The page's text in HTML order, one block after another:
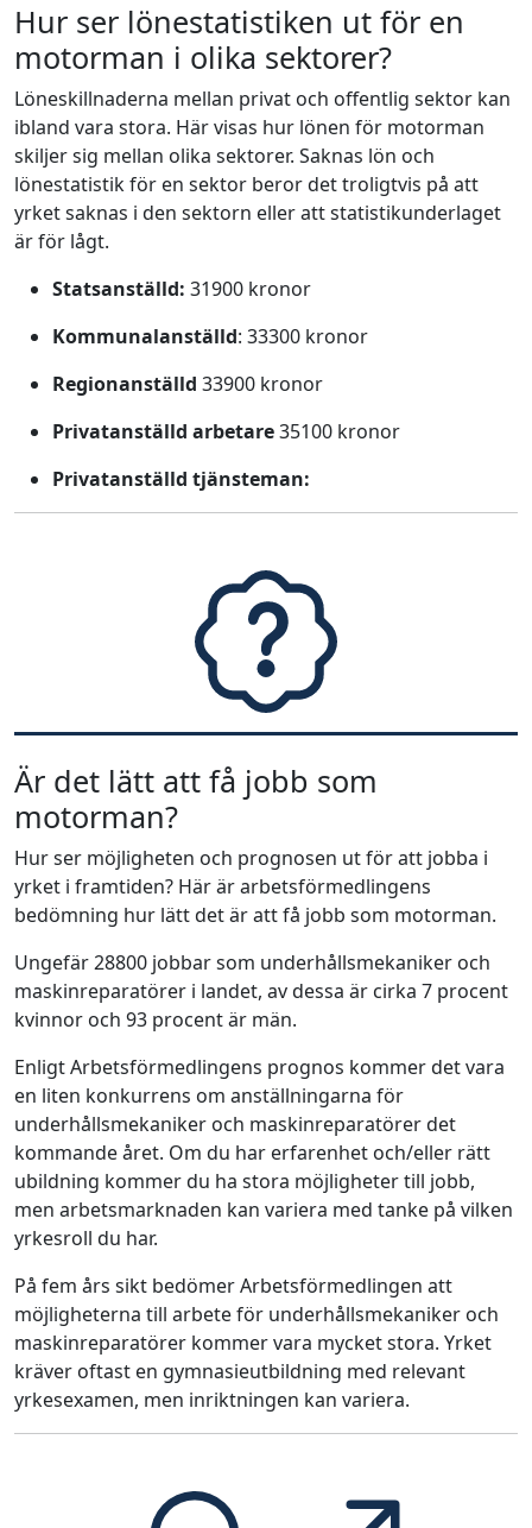
Hur ser lönestatistiken ut för en
motorman i olika sektorer?
Löneskillnaderna mellan privat och offentlig sektor kan
ibland vara stora. Här visas hur lönen för motorman
skiljer sig mellan olika sektorer. Saknas lön och
lönestatistik för en sektor beror det troligtvis på att
yrket saknas i den sektorn eller att statistikunderlaget
är för lågt.
Statsanställd: 31900 kronor
Kommunalanställd: 33300 kronor
Regionanställd 33900 kronor
Privatanställd arbetare35100 kronor
Privatanställd tjänsteman:
Är det lätt att få jobb som
motorman?
Hur ser möjligheten och prognosen ut för att jobba i
yrket i framtiden? Här är arbetsförmedlingens
bedömning hur lätt det är att få jobb som motorman.
Ungefär 28800 jobbar som underhållsmekaniker och
maskinreparatörer i landet, av dessa är cirka 7 procent
kvinnor och 93 procent är män.
Enligt Arbetsförmedlingens prognos kommer det vara
en liten konkurrens om anställningarna för
underhållsmekaniker och maskinreparatörer det
kommande året. Om du har erfarenhet och/eller rätt
ubildning kommer du ha stora möjligheter till jobb,
men arbetsmarknaden kan variera med tanke på vilken
yrkesroll du har.
På fem års sikt bedömer Arbetsförmedlingen att
möjligheterna till arbete för underhållsmekaniker och
maskinreparatörer kommer vara mycket stora. Yrket
kräver oftast en gymnasieutbildning med relevant
yrkesexamen, men inriktningen kan variera.